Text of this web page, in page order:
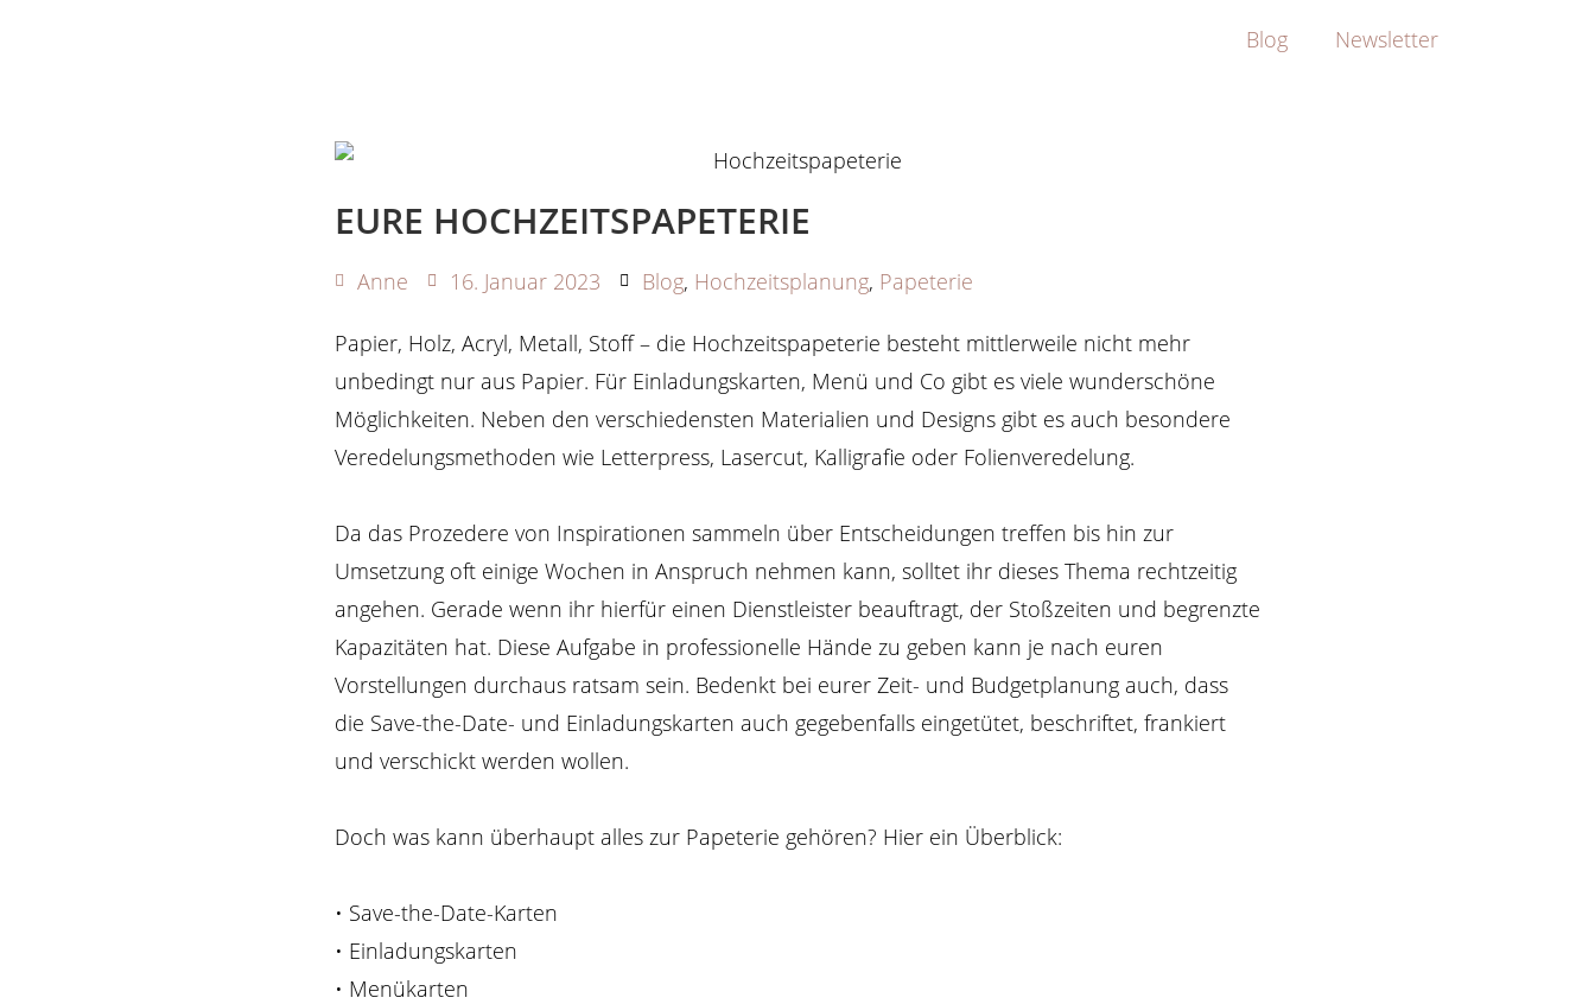
Blog Newsletter
EURE HOCHZEITSPAPETERIE
Anne 16. Januar 2023 Blog, Hochzeitsplanung, Papeterie
Papier, Holz, Acryl, Metall, Stoff – die Hochzeitspapeterie besteht mittlerweile nicht mehr
unbedingt nur aus Papier. Für Einladungskarten, Menü und Co gibt es viele wunderschöne
Möglichkeiten. Neben den verschiedensten Materialien und Designs gibt es auch besondere
Veredelungsmethoden wie Letterpress, Lasercut, Kalligrafie oder Folienveredelung.
Da das Prozedere von Inspirationen sammeln über Entscheidungen treffen bis hin zur
Umsetzung oft einige Wochen in Anspruch nehmen kann, solltet ihr dieses Thema rechtzeitig
angehen. Gerade wenn ihr hierfür einen Dienstleister beauftragt, der Stoßzeiten und begrenzte
Kapazitäten hat. Diese Aufgabe in professionelle Hände zu geben kann je nach euren
Vorstellungen durchaus ratsam sein. Bedenkt bei eurer Zeit- und Budgetplanung auch, dass
die Save-the-Date- und Einladungskarten auch gegebenfalls eingetütet, beschriftet, frankiert
und verschickt werden wollen.
Doch was kann überhaupt alles zur Papeterie gehören? Hier ein Überblick:
• Save-the-Date-Karten
• Einladungskarten
• Menükarten